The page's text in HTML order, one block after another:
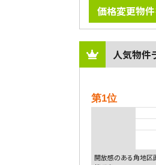
価格変更物
人気物件
第1位
開放感のある角地区